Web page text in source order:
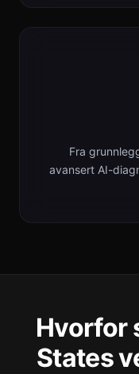
Fra
avansert AI-
Hvorfor
States